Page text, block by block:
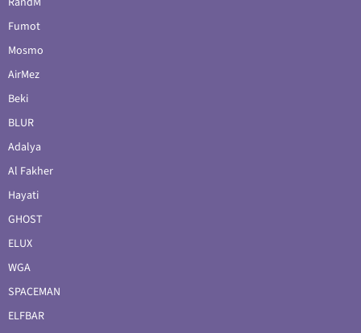
Fumot
Mosmo
AirMez
Beki
BLUR
Adalya
Al Fakher
Hayati
GHOST
ELUX
WGA
SPACEMAN
ELFBAR